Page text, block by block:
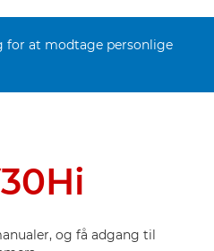
for at modtage personlige
og få adgang til